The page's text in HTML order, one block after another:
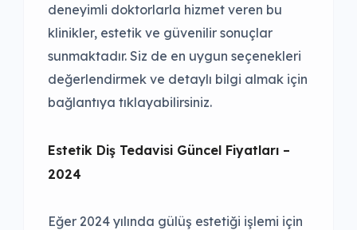
deneyimli doktorlarla hizmet veren bu
klinikler, estetik ve güvenilir sonuçlar
sunmaktadır. Siz de en uygun seçenekleri
değerlendirmek ve detaylı bilgi almak için
bağlantıya tıklayabilirsiniz.
Estetik Diş Tedavisi Güncel Fiyatları –
2024
Eğer 2024 yılında gülüş estetiği işlemi için